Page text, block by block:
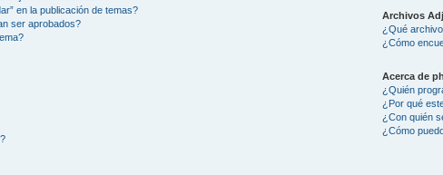
en la publicación de temas?
ser aprobados?
Archivos
¿Qué
¿Cómo
Acerca de
¿Quién
¿Por qué
¿Con quién
¿Cómo